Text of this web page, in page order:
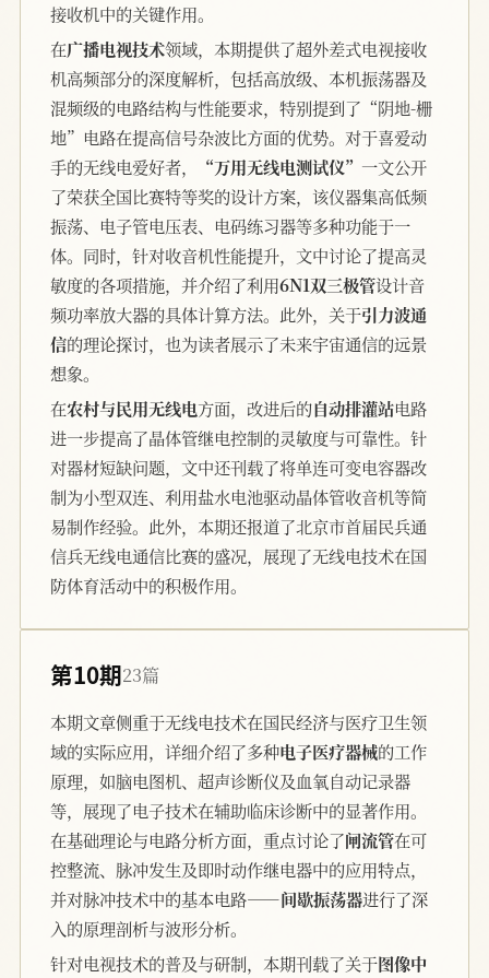
接收机中的关键作用。
在广播电视技术领域，本期提供了超外差式电视接收
机高频部分的深度解析，包括高放级、本机振荡器及
混频级的电路结构与性能要求，特别提到了“阴地-栅
地”电路在提高信号杂波比方面的优势。对于喜爱动
手的无线电爱好者，
“万用无线电测试仪” 一文公开
了荣获全国比赛特等奖的设计方案，该仪器集高低频
振荡、电子管电压表、电码练习器等多种功能于一
体。同时，针对收音机性能提升，文中讨论了提高灵
敏度的各项措施，并介绍了利用6N1双三极管设计音
频功率放大器的具体计算方法。此外，关于引力波通
信的理论探讨，也为读者展示了未来宇宙通信的远景
想象。
在农村与民用无线电方面，改进后的自动排灌站电路
进一步提高了晶体管继电控制的灵敏度与可靠性。针
对器材短缺问题，文中还刊载了将单连可变电容器改
制为小型双连、利用盐水电池驱动晶体管收音机等简
易制作经验。此外，本期还报道了北京市首届民兵通
信兵无线电通信比赛的盛况，展现了无线电技术在国
防体育活动中的积极作用。
第10期23篇
本期文章侧重于无线电技术在国民经济与医疗卫生领
域的实际应用，详细介绍了多种电子医疗器械的工作
原理，如脑电图机、超声诊断仪及血氧自动记录器
等，展现了电子技术在辅助临床诊断中的显著作用。
在基础理论与电路分析方面，重点讨论了闸流管在可
控整流、脉冲发生及即时动作继电器中的应用特点，
并对脉冲技术中的基本电路——间歇振荡器进行了深
入的原理剖析与波形分析。
针对电视技术的普及与研制，本期刊载了关于图像中